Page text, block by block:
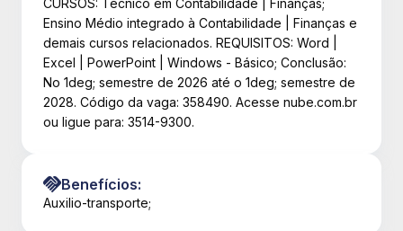
CURSOS: Técnico em Contabilidade | Finanças;
Ensino Médio integrado à Contabilidade | Finanças e
demais cursos relacionados. REQUISITOS: Word |
Excel | PowerPoint | Windows - Básico; Conclusão:
No 1deg; semestre de 2026 até o 1deg; semestre de
2028. Código da vaga: 358490. Acesse nube.com.br
ou ligue para: 3514-9300.
Benefícios:
Auxilio-transporte;